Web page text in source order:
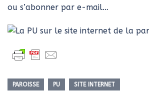
ou s’abonner par e-mail…
PAROISSE PU SITE INTERNET